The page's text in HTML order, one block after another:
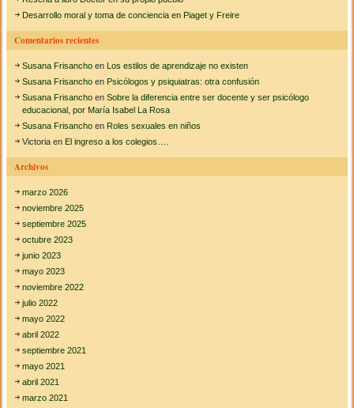
Desarrollo moral y toma de conciencia en Piaget y Freire
Comentarios recientes
Susana Frisancho enLos estilos de aprendizaje no existen
Susana Frisancho enPsicólogos y psiquiatras: otra confusión
Susana Frisancho enSobre la diferencia entre ser docente y ser psicólogo
educacional, por María Isabel La Rosa
Susana Frisancho enRoles sexuales en niños
Victoria enEl ingreso a los colegios….
Archivos
marzo 2026
noviembre 2025
septiembre 2025
octubre 2023
junio 2023
mayo 2023
noviembre 2022
julio 2022
mayo 2022
abril 2022
septiembre 2021
mayo 2021
abril 2021
marzo 2021